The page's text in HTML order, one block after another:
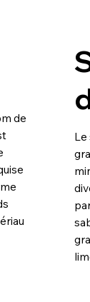
de
Le